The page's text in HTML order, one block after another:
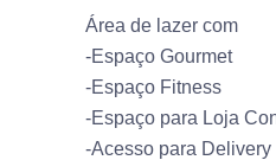
Área de lazer com
-Espaço Gourmet
-Espaço Fitness
-Espaço para Loja
-Acesso para Delivery